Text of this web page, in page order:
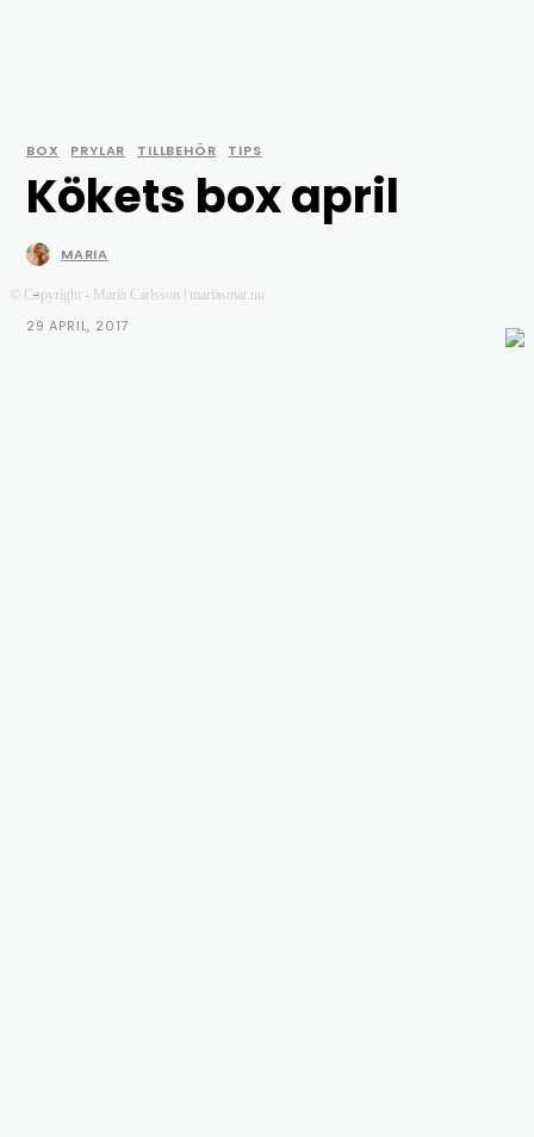
BOX PRYLAR TILLBEHÖR TIPS
Kökets box april
MARIA
-
29 APRIL, 2017
© Copyright - Maria Carlsson | mariasmat.nu